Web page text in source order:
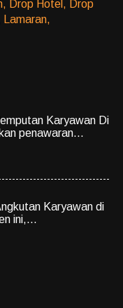
Drop Hotel, Drop
Lamaran,
Karyawan Di
penawaran...
Karyawan di
ini,...